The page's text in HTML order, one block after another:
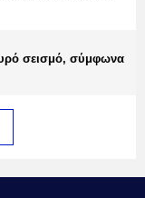
σεισμό, σύμφωνα